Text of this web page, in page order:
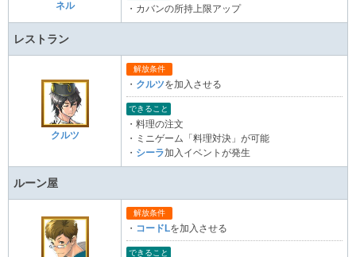
ネル ・カバンの所持上限アップ
レストラン
クルツ
解放条件
・ クルツを加入させる
できること
・料理の注文
・ミニゲーム「料理対決」が可能
・ シーラ加入イベントが発生
ルーン屋
解放条件
・ コードLを加入させる
できること